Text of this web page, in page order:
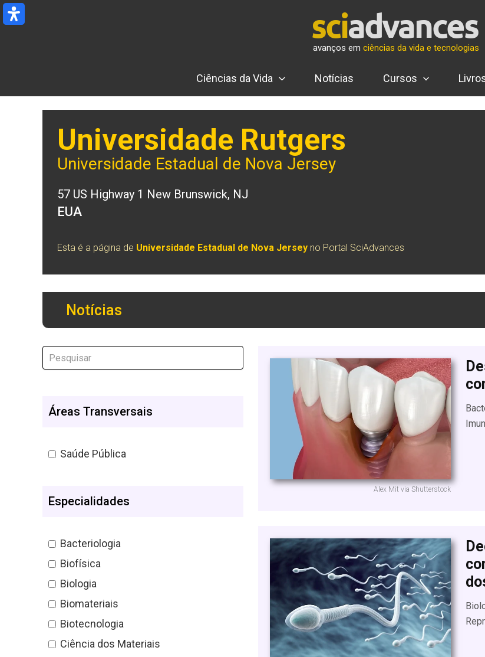
Ir
para
avanços em ciências da vida e tecnologias
Ciências da Vida Notícias Cursos
Universidade Rutgers
Universidade Estadual de Nova Jersey
57 US Highway 1 New Brunswick, NJ
EUA
Esta é a página de Universidade Estadual de Nova Jersey no Portal SciAdvances
Notícias
Áreas Transversais
Saúde Pública
Especialidades
Bacteriologia
Biofísica
Biologia
Biomateriais
Biotecnologia
Ciência dos Materiais
Alex Mit via Shutterstock